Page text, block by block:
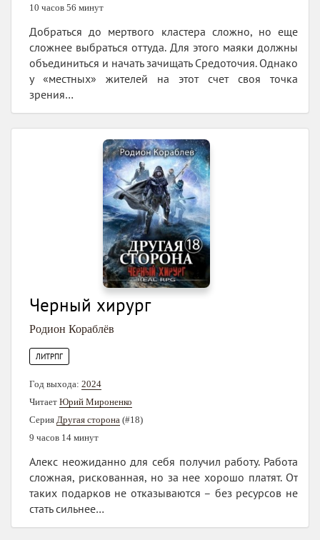
10 часов 56 минут
Добраться до мертвого кластера сложно, но еще
сложнее выбраться оттуда. Для этого маяки должны
объединиться и начать зачищать Средоточия. Однако
у «местных» жителей на этот счет своя точка
зрения…
Черный хирург
Родион Кораблёв
ЛИТРПГ
Год выхода: 2024
Читает Юрий Мироненко
Серия Другая сторона (#18)
9 часов 14 минут
Алекс неожиданно для себя получил работу. Работа
сложная, рискованная, но за нее хорошо платят. От
таких подарков не отказываются – без ресурсов не
стать сильнее…